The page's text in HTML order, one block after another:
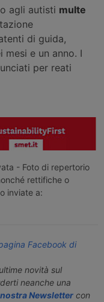
agli autisti multe
di guida,
e un anno. I
per reati
- Foto di repertorio
rettifiche o
inviate a:
Facebook di
novità sul
neanche una
Newslettercon